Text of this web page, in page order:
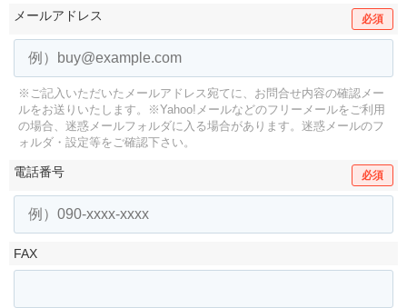
メールアドレス 必須
※ご記入いただいたメールアドレス宛てに、お問合せ内容の確認メー
ルをお送りいたします。
※Yahoo!メールなどのフリーメールをご利用
の場合、迷惑メールフォルダに入る場合があります。 迷惑メールのフ
ォルダ・設定等をご確認下さい。
電話番号 必須
FAX